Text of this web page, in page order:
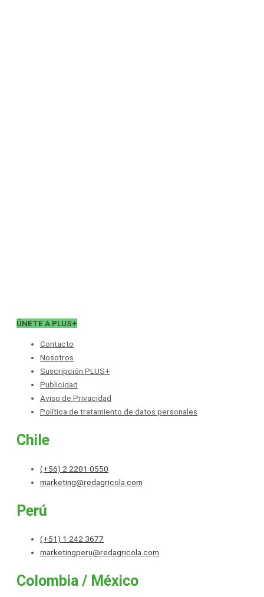
ÚNETE A PLUS+
Contacto
Nosotros
Suscripción PLUS+
Publicidad
Aviso de Privacidad
Política de tratamiento de datos personales
Chile
(+56) 2 2201 0550
marketing@redagricola.com
Perú
(+51) 1 242 3677
marketingperu@redagricola.com
Colombia / México